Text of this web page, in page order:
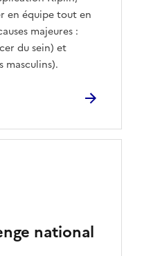
en équipe tout en
majeures :
du sein) et
masculins).
national